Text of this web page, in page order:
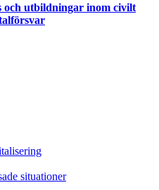
och utbildningar inom civilt
situationer